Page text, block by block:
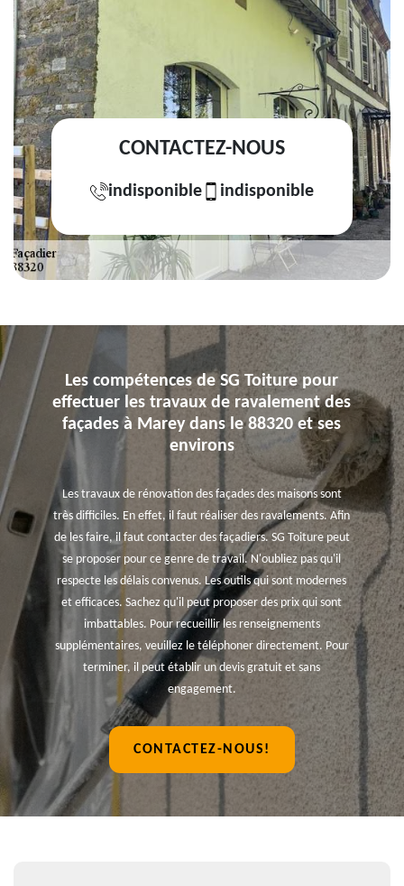
CONTACTEZ-NOUS
indisponible indisponible
Les compétences de SG Toiture pour
effectuer les travaux de ravalement des
façades à Marey dans le 88320 et ses
environs
Les travaux de rénovation des façades des maisons sont
très difficiles. En effet, il faut réaliser des ravalements. Afin
de les faire, il faut contacter des façadiers. SG Toiture peut
se proposer pour ce genre de travail. N'oubliez pas qu'il
respecte les délais convenus. Les outils qui sont modernes
et efficaces. Sachez qu'il peut proposer des prix qui sont
imbattables. Pour recueillir les renseignements
supplémentaires, veuillez le téléphoner directement. Pour
terminer, il peut établir un devis gratuit et sans
engagement.
CONTACTEZ-NOUS!